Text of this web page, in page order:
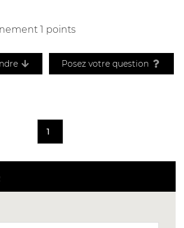
1 points
Posez votre question
1